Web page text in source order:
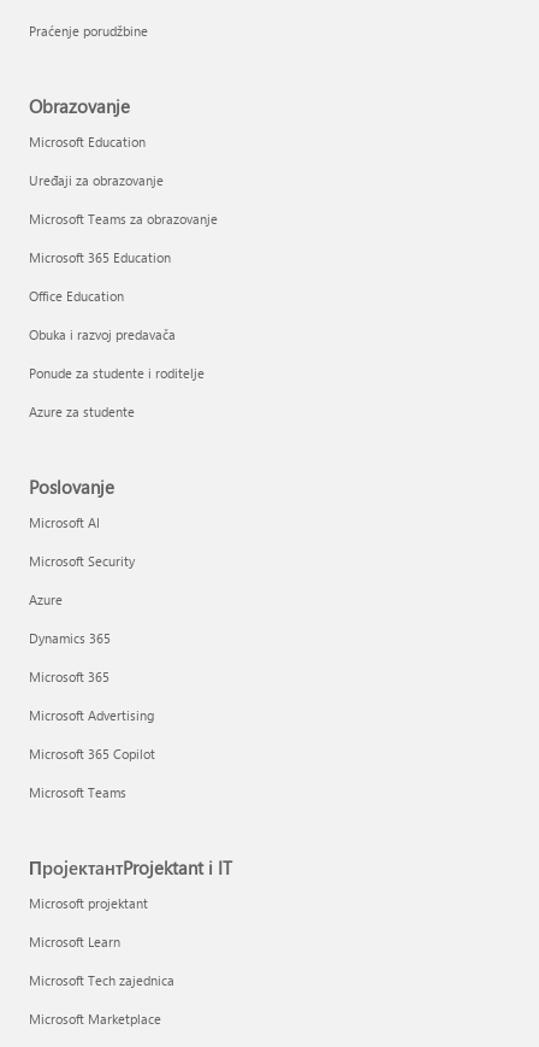
Praćenje porudžbine
Obrazovanje
Microsoft Education
Uređaji za obrazovanje
Microsoft Teams za obrazovanje
Microsoft 365 Education
Office Education
Obuka i razvoj predavača
Ponude za studente i roditelje
Azure za studente
Poslovanje
Microsoft AI
Microsoft Security
Azure
Dynamics 365
Microsoft 365
Microsoft Advertising
Microsoft 365 Copilot
Microsoft Teams
ПројектантProjektant i IT
Microsoft projektant
Microsoft Learn
Microsoft Tech zajednica
Microsoft Marketplace